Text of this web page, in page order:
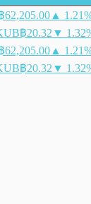
62,205.00 ▲
฿20.32 ▼
62,205.00 ▲
฿20.32 ▼